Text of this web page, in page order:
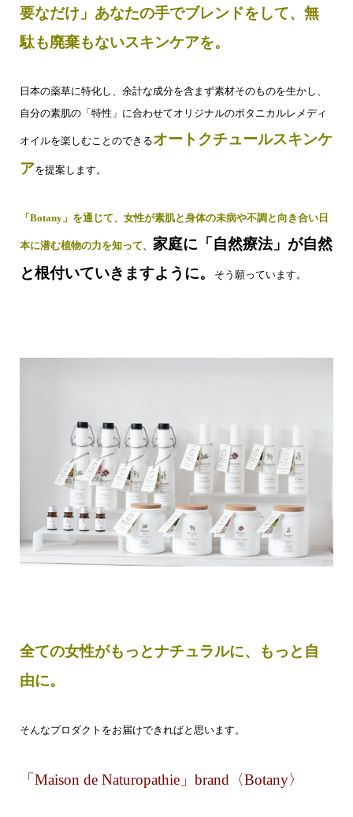
要なだけ」あなたの手でブレンドをして、無
駄も廃棄もないスキンケアを。
日本の薬草に特化し、余計な成分を含まず素材そのものを生かし、
自分の素肌の「特性」に合わせてオリジナルのボタニカルレメディ
オイルを楽しむことのできるオートクチュールスキンケ
アを提案します。
「Botany」を通じて、女性が素肌と身体の未病や不調と向き合い日
本に潜む植物の力を知って
家庭に「自然療法」が自然
と根付いていきますように。
そう願っています。
全ての女性がもっとナチュラルに、もっと自
由に。
そんなプロダクトをお届けできればと思います。
「Maison de Naturopathie」brand〈Botany〉